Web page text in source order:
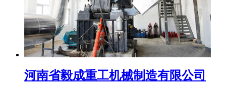
河南省毅成重工机械制造有限公司